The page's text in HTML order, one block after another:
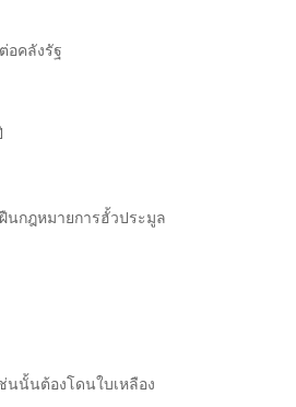
อคลังรัฐ
นกฎหมายการฮั้วประมูล
นนั้นต้องโดนใบเหลือง